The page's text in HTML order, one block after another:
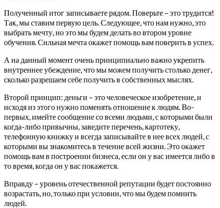
Полученный итог записываете рядом. Поверьте – это трудится!
Так, мы ставим первую цель. Следующее, что нам нужно, это
выбрать мечту, но это мы будем делать во втором уровне
обучения. Сильная мечта окажет помощь вам поверить в успех.
А на данный момент очень принципиально важно укрепить
внутреннее убеждение, что мы можем получить столько денег,
сколько разрешаем себе получить в собственных мыслях.
Второй принцип: деньги – это человеческое изобретение, и
исходя из этого нужно поменять отношение к людям. Во-
первых, имейте сообщение со всеми людьми, с которыми были
когда-либо привычны, заведите перечень, картотеку,
телефонную книжку и всегда записывайте в нее всех людей, с
которыми вы знакомитесь в течение всей жизни. Это окажет
помощь вам в построении бизнеса, если он у вас имеется либо в
то время, когда он у вас покажется.
Вправду – уровень отечественной репутации будет постоянно
возрастать, но, только при условии, что мы будем помнить
людей.